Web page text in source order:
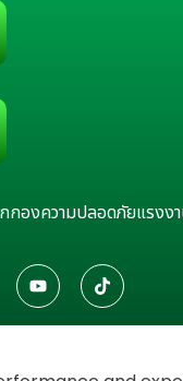
กองความปลอดภัยแรงง